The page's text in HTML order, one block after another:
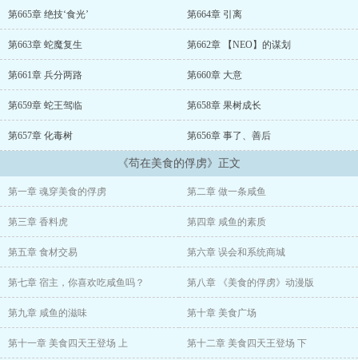
的金手指上线了。
【叮！咸鱼系统安装完成！】秋雨：“……”
第665章 绝技‘食光’ 第664章 引离
第663章 蛇魔复生 第662章 【NEO】的谋划
第661章 兵分两路 第660章 大意
第659章 蛇王驾临 第658章 果树成长
第657章 化毒树 第656章 事了、善后
《苟在美食的俘虏》正文
第一章 魂穿美食的俘虏 第二章 做一条咸鱼
第三章 香料虎 第四章 咸鱼的素质
第五章 食材交易 第六章 误会和系统商城
第七章 宿主，你喜欢吃咸鱼吗？ 第八章 《美食的俘虏》动漫版
第九章 咸鱼的滋味 第十章 美食广场
第十一章 美食四天王登场 上 第十二章 美食四天王登场 下